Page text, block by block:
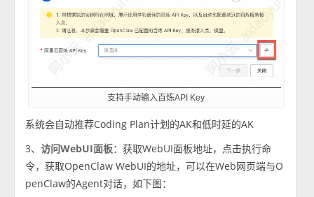
支持手动输入百炼API Key
系统会自动推荐Coding Plan计划的AK和低时延的AK
3、访问WebUI面板：获取WebUI面板地址，点击执行命
令，获取OpenClaw WebUI的地址，可以在Web网页端与O
penClaw的Agent对话，如下图：